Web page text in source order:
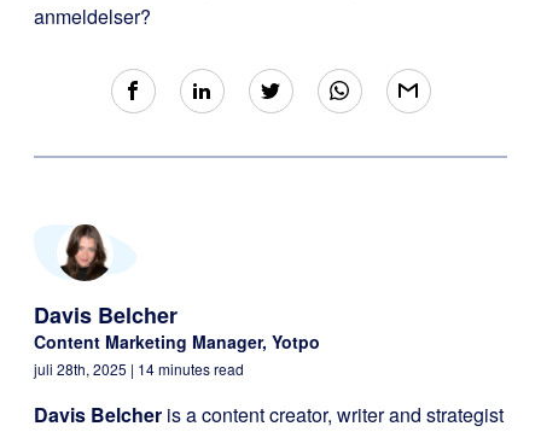
anmeldelser?
Davis Belcher
Content Marketing Manager, Yotpo
juli 28th, 2025 | 14 minutes read
Davis Belcher is a content creator, writer and strategist